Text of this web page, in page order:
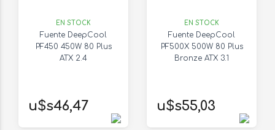
EN STOCK
Fuente DeepCool
PF450 450W 80 Plus
ATX 2.4
u$s46,47
EN STOCK
Fuente DeepCool
PF500X 500W 80 Plus
Bronze ATX 3.1
u$s55,03